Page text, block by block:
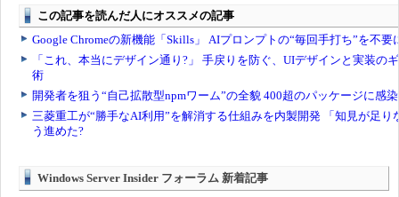
Windows Server Insider フォーラム 新着記事